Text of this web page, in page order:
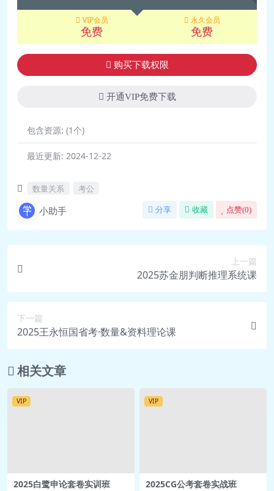
VIP会员
免费
永久会员
免费
购买下载权限
开通VIP免费下载
包含资源: (1个)
最近更新: 2024-12-22
数量关系 考公
小助手 分享 收藏 点赞(0)
上一篇
2025苏金朋判断推理系统课
下一篇
2025王永恒国省考·数量&资料理论课
相关文章
VIP
2025白鹭申论套卷实训班
VIP
2025CG公考套卷实战班